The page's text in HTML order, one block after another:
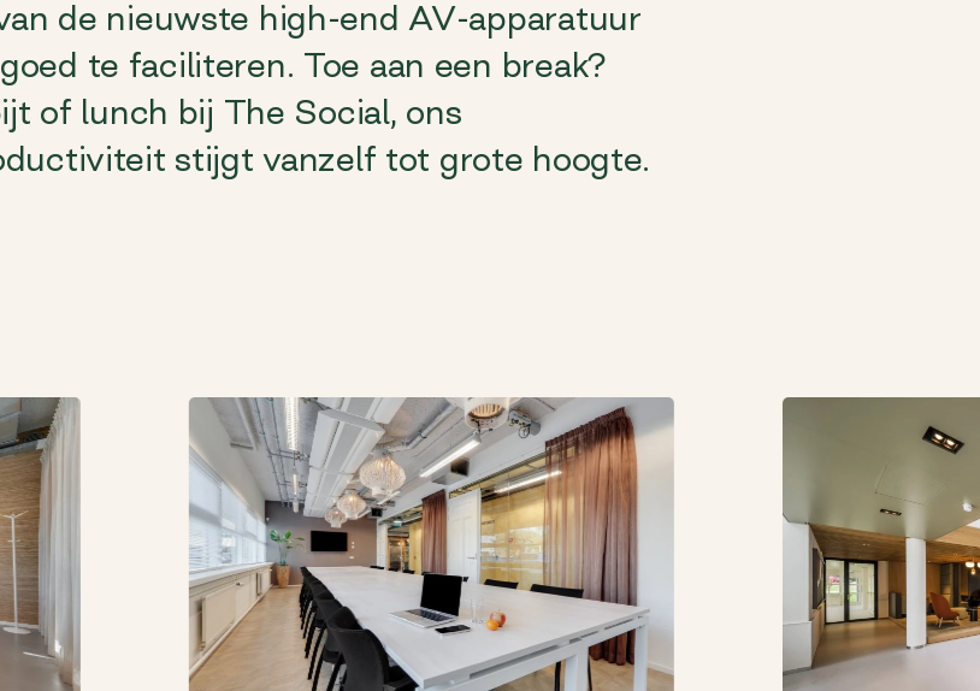
de nieuwste high-end AV-apparatuur
te faciliteren. Toe aan een break?
of lunch bij The Social, ons
stijgt vanzelf tot grote hoogte.